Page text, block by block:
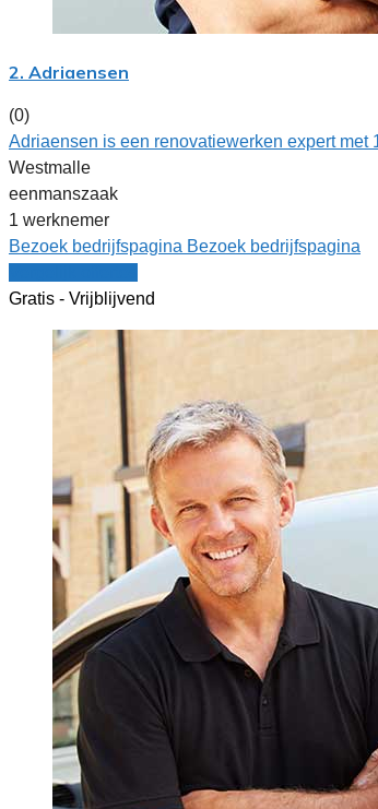
2. Adriaensen
(0)
Adriaensen is een renovatiewerken expert
Westmalle
eenmanszaak
1 werknemer
Bezoek bedrijfspagina Bezoek bedrijfspagina
Gratis - Vrijblijvend